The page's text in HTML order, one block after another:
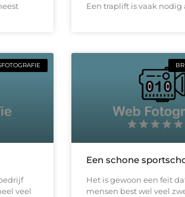
Een traplift is vaak nodig
veel
Een schone
Het is gewoon een feit
mensen best wel veel